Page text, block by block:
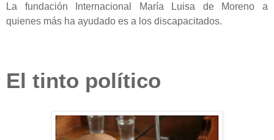
La fundación Internacional María Luisa de Moreno a
quienes más ha ayudado es a los discapacitados.
El tinto político